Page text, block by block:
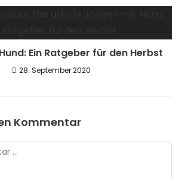
Ein Ratgeber für den Herbst
28. September 2020
Kommentar